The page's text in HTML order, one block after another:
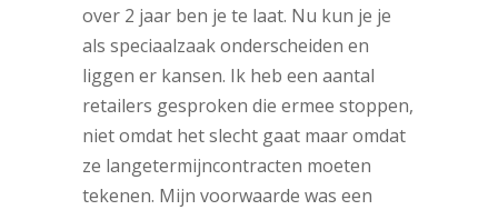
over 2 jaar ben je te laat. Nu kun je je
als speciaalzaak onderscheiden en
liggen er kansen. Ik heb een aantal
retailers gesproken die ermee stoppen,
niet omdat het slecht gaat maar omdat
ze langetermijncontracten moeten
tekenen. Mijn voorwaarde was een